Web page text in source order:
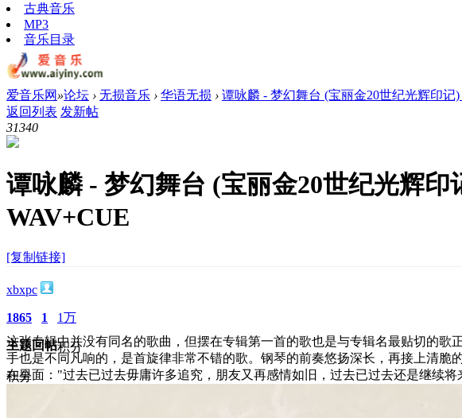
古典音乐
MP3
音乐目录
爱音乐网 »论坛 › 无损音乐 › 华语无损 › 谭咏麟 - 梦幻舞台 (宝丽金20世纪光辉印记)
返回列表 发新帖
31340
谭咏麟 - 梦幻舞台 (宝丽金20世纪光辉印
WAV+CUE
[复制链接]
xbxpc
1865
主题
1
回帖
1万
积分
积分
这张专辑中并没有同名的歌曲，但摆在专辑第一首的歌也是与专辑名最贴切的
手也是不同凡响的，是首旋律非常不错的歌。钢琴的前奏悠扬深长，再接上清
在里面："过去已过去毋庸许多追究，朋友又再感情如旧，过去已过去还是继续